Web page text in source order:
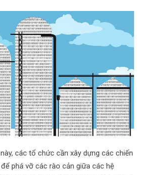
các tổ chức cần xây dựng các chiến
phá vỡ các rào cản giữa các hệ